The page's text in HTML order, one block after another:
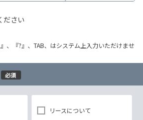
ださい
、『?』、TAB、はシステム上入力いただけませ
必須
リースについて